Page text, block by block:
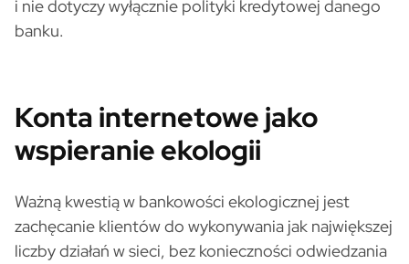
i nie dotyczy wyłącznie polityki kredytowej danego
banku.
Konta internetowe jako
wspieranie ekologii
Ważną kwestią w bankowości ekologicznej jest
zachęcanie klientów do wykonywania jak największej
liczby działań w sieci, bez konieczności odwiedzania